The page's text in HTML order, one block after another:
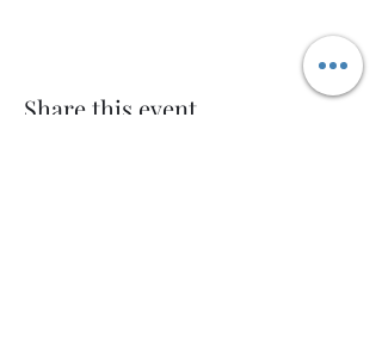
Share this event